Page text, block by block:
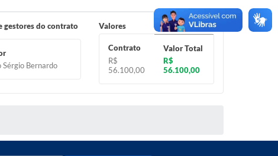
gestores do contrato
Sérgio Bernardo
Valores
Contrato
R$
56.100,00
Valor Total
R$
56.100,00